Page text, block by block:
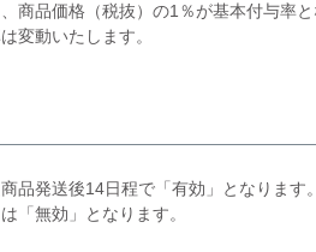
商品価格（税抜）の1％が基本付与率と
変動いたします。
品発送後14日程で「有効」となります。
「無効」となります。